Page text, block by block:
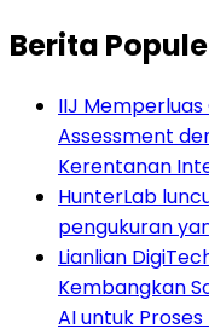
Berita
IIJ
Assessment
Kerentanan
HunterLab
pengukuran
Lianlian
Kembangkan
AI untuk